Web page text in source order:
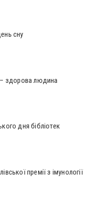
сну
здорова людина
дня бібліотек
премії з імунології